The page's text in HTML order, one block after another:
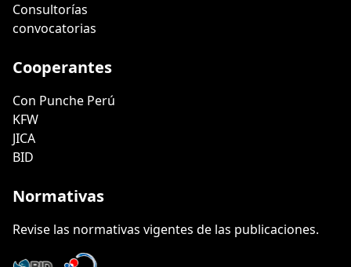
Consultorías
convocatorias
Cooperantes
Con Punche Perú
KFW
JICA
BID
Normativas
Revise las normativas vigentes de las publicaciones.